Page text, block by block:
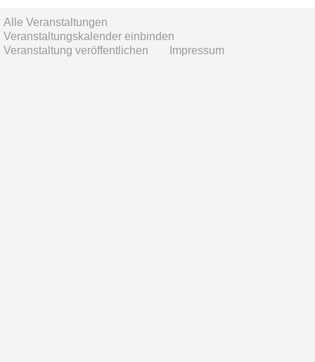
Alle Veranstaltungen
Veranstaltungskalender einbinden
Veranstaltung veröffentlichen
Impressum